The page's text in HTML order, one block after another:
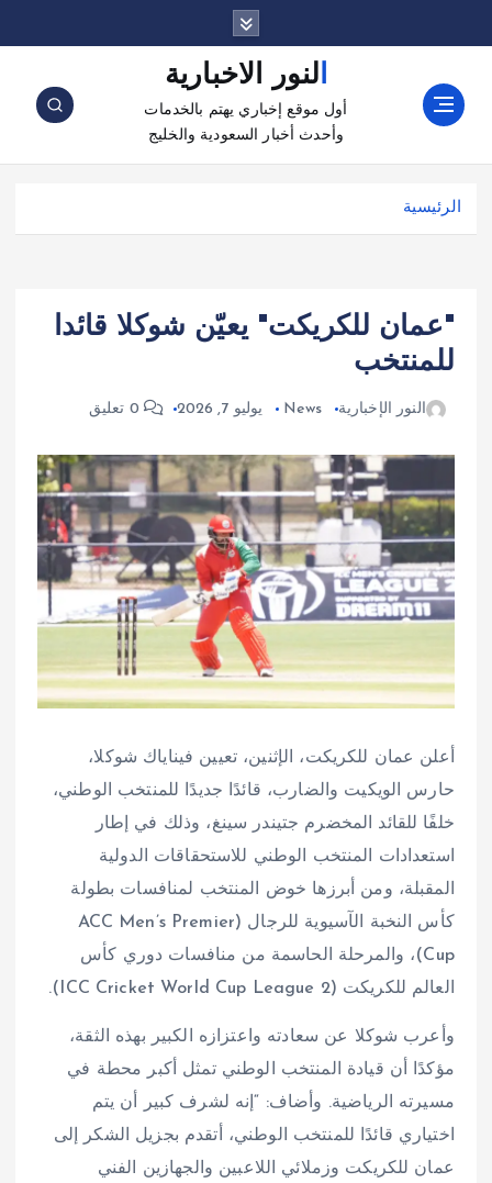
ز
النور الاخبارية
أول موقع إخباري يهتم بالخدمات
وأحدث أخبار السعودية والخليج
الرئيسية
"عمان للكريكت" يعيّن شوكلا قائدا
للمنتخب
النور الإخبارية News يوليو 7, 2026 0 تعليق
أعلن عمان للكريكت، الإثنين، تعيين فيناياك شوكلا،
حارس الويكيت والضارب، قائدًا جديدًا للمنتخب الوطني،
خلفًا للقائد المخضرم جتيندر سينغ، وذلك في إطار
استعدادات المنتخب الوطني للاستحقاقات الدولية
المقبلة، ومن أبرزها خوض المنتخب لمنافسات بطولة
كأس النخبة الآسيوية للرجال (ACC Men’s Premier
Cup)، والمرحلة الحاسمة من منافسات دوري كأس
العالم للكريكت (ICC Cricket World Cup League 2).
وأعرب شوكلا عن سعادته واعتزازه الكبير بهذه الثقة،
مؤكدًا أن قيادة المنتخب الوطني تمثل أكبر محطة في
مسيرته الرياضية. وأضاف: “إنه لشرف كبير أن يتم
اختياري قائدًا للمنتخب الوطني، أتقدم بجزيل الشكر إلى
عمان للكريكت وزملائي اللاعبين والجهازين الفني